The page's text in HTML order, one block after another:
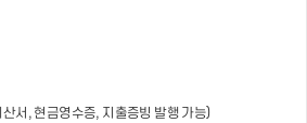
서, 현금영수증, 지출증빙 발행 가능)